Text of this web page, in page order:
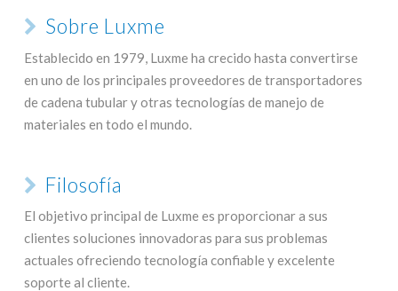
Sobre Luxme
Establecido en 1979, Luxme ha crecido hasta convertirse
en uno de los principales proveedores de transportadores
de cadena tubular y otras tecnologías de manejo de
materiales en todo el mundo.
Filosofía
El objetivo principal de Luxme es proporcionar a sus
clientes soluciones innovadoras para sus problemas
actuales ofreciendo tecnología confiable y excelente
soporte al cliente.